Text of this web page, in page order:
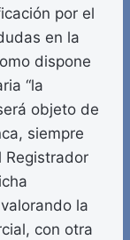
por el
en la
dispone
“la
objeto de
siempre
Registrador
la
con otra